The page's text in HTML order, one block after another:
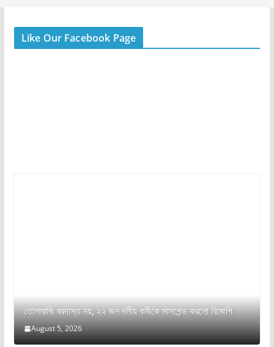
Like Our Facebook Page
তোলাবাজি বরদাস্ত নয়, ২২ জন দলীয় কর্মীকে সাসপেন্ড করলো বিজেপি
August 5, 2026